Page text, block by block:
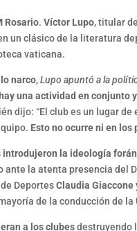
Rosario.Víctor Lupo, titular
un clásico de la literatura
vaticana.
narco,Lupo apuntó a la
una actividad en
dijo: “El club es un lugar
Esto no ocurre ni en
introdujeron la ideología
ante la atenta presencia del
de DeportesClaudia Giaccone
de la conducción de la
a los clubesdestruyendo